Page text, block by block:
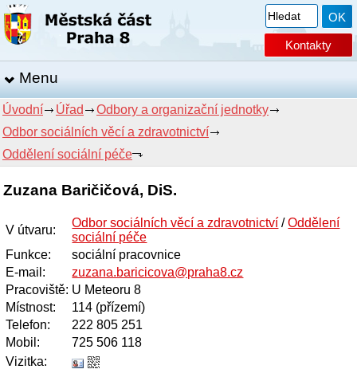
Kontakty
Menu
Úvodní Úřad
Odbory a organizační jednotky
Odbor sociálních věcí a zdravotnictví
Oddělení sociální péče
Zuzana Baričičová, DiS.
V útvaru:
Odbor sociálních věcí a zdravotnictví /Oddělení
sociální péče
Funkce:
sociální pracovnice
E-mail :
zuzana.baricicova@praha8.cz
Pracoviště: U Meteoru 8
Místnost:
114 (přízemí)
Telefon:
222 805 251
Mobil :
725 506 118
Vizitka: